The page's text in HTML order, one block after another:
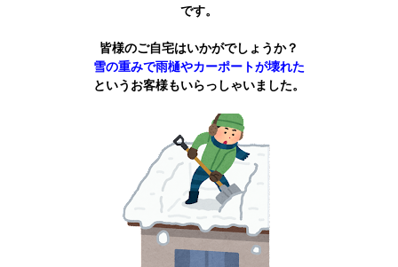
です。
皆様のご自宅はいかがでしょうか？
雪の重みで雨樋やカーポートが壊れた
というお客様もいらっしゃいました。